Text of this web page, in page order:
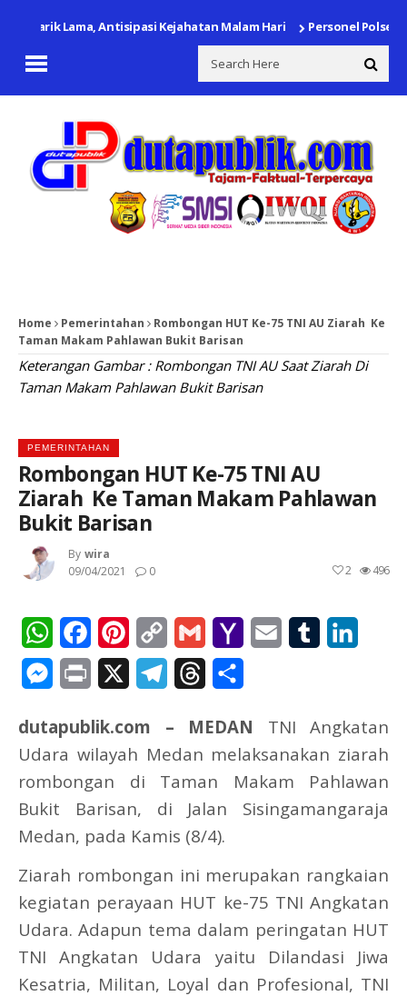
Citarik Lama, Antisipasi Kejahatan Malam Hari Personel Polsek
Home Pemerintahan
Rombongan HUT Ke-75 TNI AU Ziarah Ke
Taman Makam Pahlawan Bukit Barisan
Keterangan Gambar : Rombongan TNI AU Saat Ziarah Di
Taman Makam Pahlawan Bukit Barisan
PEMERINTAHAN
Rombongan HUT Ke-75 TNI AU
Ziarah Ke Taman Makam Pahlawan
Bukit Barisan
By Wira
09/04/2021
0 496
2
WhatsAppFacebookPinterest
Copy
Link
Gmail
Yahoo
Email Tumblr
Messenger
Print TelegramThreads
dutapublik.com – MEDAN TNI Angkatan
Udara wilayah Medan melaksanakan ziarah
rombongan di Taman Makam Pahlawan
Bukit Barisan, di Jalan Sisingamangaraja
Medan, pada Kamis (8/4).
Ziarah rombongan ini merupakan rangkaian
kegiatan perayaan HUT ke-75 TNI Angkatan
Udara. Adapun tema dalam peringatan HUT
TNI Angkatan Udara yaitu Dilandasi Jiwa
Kesatria, Militan, Loyal dan Profesional, TNI